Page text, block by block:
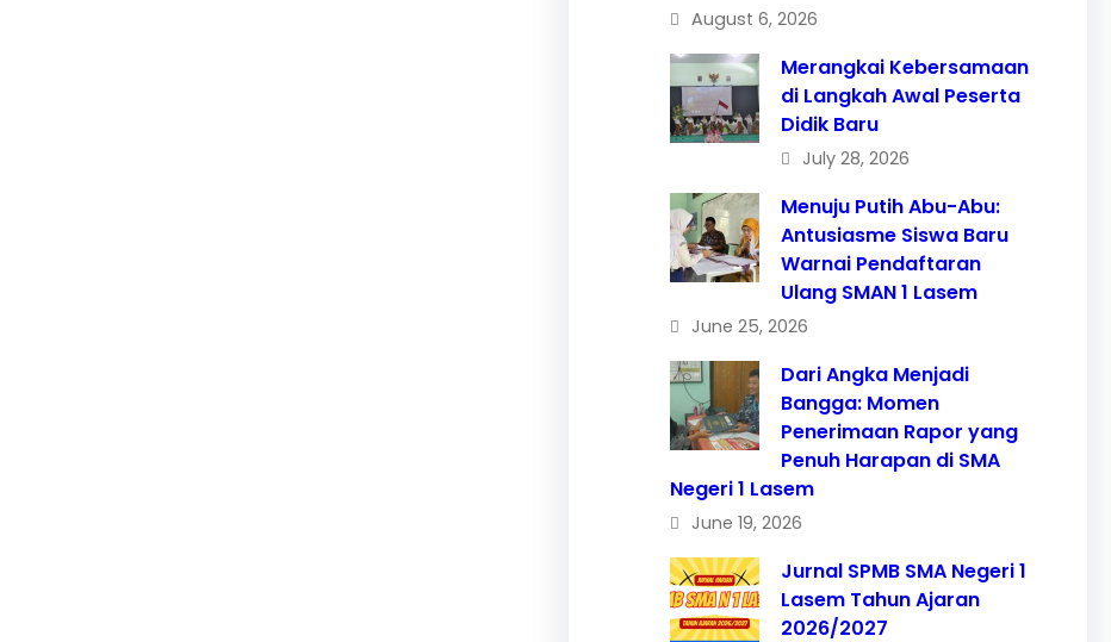
August 6, 2026
Merangkai Kebersamaan
di Langkah Awal Peserta
Didik Baru
July 28, 2026
Menuju Putih Abu-Abu:
Antusiasme Siswa Baru
Warnai Pendaftaran
Ulang SMAN 1 Lasem
June 25, 2026
Dari Angka Menjadi
Bangga: Momen
Penerimaan Rapor yang
Penuh Harapan di SMA
Negeri 1 Lasem
June 19, 2026
Jurnal SPMB SMA Negeri 1
Lasem Tahun Ajaran
2026/2027